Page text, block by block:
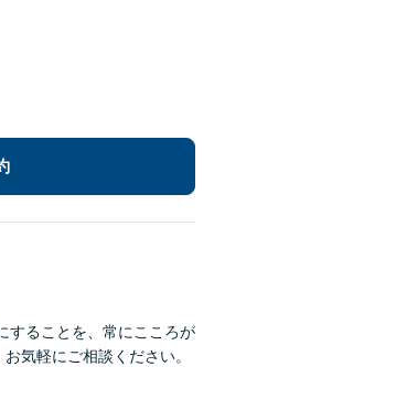
することを、常にこころが
気軽にご相談ください。